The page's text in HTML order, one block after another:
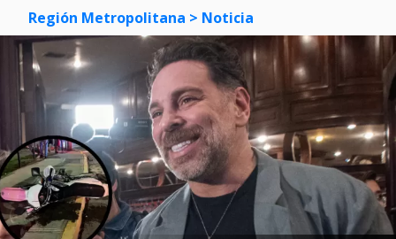
Región Metropolitana > Noticia